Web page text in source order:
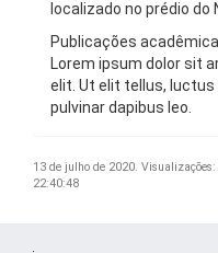
localizado no prédio do
Publicações
Lorem ipsum dolor sit
elit. Ut elit tellus,
pulvinar dapibus leo.
13 de julho de 2020. Visualizações:
22:40:48